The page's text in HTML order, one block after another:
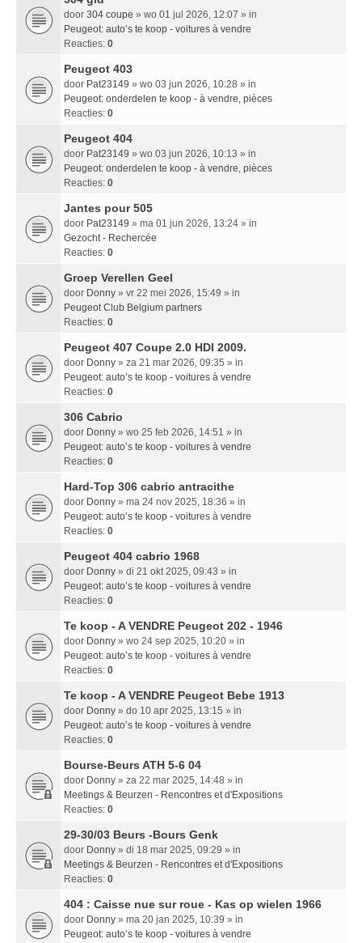
door 304 coupe » wo 01 jul 2026, 12:07 » in
Peugeot: auto’s te koop - voitures à vendre
Reacties: 0
Peugeot 403
door Pat23149 » wo 03 jun 2026, 10:28 » in
Peugeot: onderdelen te koop - à vendre, pièces
Reacties: 0
Peugeot 404
door Pat23149 » wo 03 jun 2026, 10:13 » in
Peugeot: onderdelen te koop - à vendre, pièces
Reacties: 0
Jantes pour 505
door Pat23149 » ma 01 jun 2026, 13:24 » in
Gezocht - Rechercée
Reacties: 0
Groep Verellen Geel
door Donny » vr 22 mei 2026, 15:49 » in
Peugeot Club Belgium partners
Reacties: 0
Peugeot 407 Coupe 2.0 HDI 2009.
door Donny » za 21 mar 2026, 09:35 » in
Peugeot: auto’s te koop - voitures à vendre
Reacties: 0
306 Cabrio
door Donny » wo 25 feb 2026, 14:51 » in
Peugeot: auto’s te koop - voitures à vendre
Reacties: 0
Hard-Top 306 cabrio antracithe
door Donny » ma 24 nov 2025, 18:36 » in
Peugeot: auto’s te koop - voitures à vendre
Reacties: 0
Peugeot 404 cabrio 1968
door Donny » di 21 okt 2025, 09:43 » in
Peugeot: auto’s te koop - voitures à vendre
Reacties: 0
Te koop - A VENDRE Peugeot 202 - 1946
door Donny » wo 24 sep 2025, 10:20 » in
Peugeot: auto’s te koop - voitures à vendre
Reacties: 0
Te koop - A VENDRE Peugeot Bebe 1913
door Donny » do 10 apr 2025, 13:15 » in
Peugeot: auto’s te koop - voitures à vendre
Reacties: 0
Bourse-Beurs ATH 5-6 04
door Donny » za 22 mar 2025, 14:48 » in
Meetings & Beurzen - Rencontres et d'Expositions
Reacties: 0
29-30/03 Beurs -Bours Genk
door Donny » di 18 mar 2025, 09:29 » in
Meetings & Beurzen - Rencontres et d'Expositions
Reacties: 0
404 : Caisse nue sur roue - Kas op wielen 1966
door Donny » ma 20 jan 2025, 10:39 » in
Peugeot: auto’s te koop - voitures à vendre